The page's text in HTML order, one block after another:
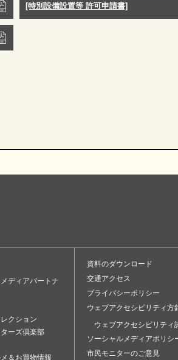
[特別設備設置等 許可申請書]
ディアパートナ
クション
ーズ倶楽部
＆お買物情報
資料のダウンロード
交通アクセス
プライバシーポリシー
ウェブアクセシビリティ方
ウェブアクセシビリティ
ソーシャルメディアポリシ
市民モニターのご意見